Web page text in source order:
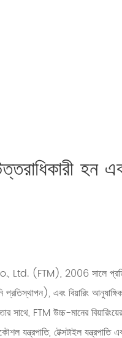
হন
2006 সালে প্রতিষ্ঠিত,
এবং বিয়ারিং
FTM উচ্চ-মানের
টেক্সটাইল যন্ত্রপাতি